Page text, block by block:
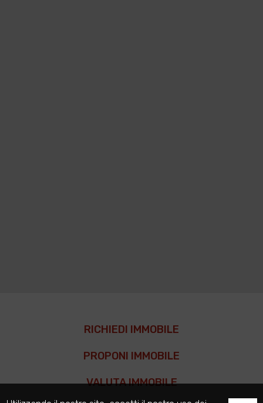
RICHIEDI IMMOBILE
PROPONI IMMOBILE
VALUTA IMMOBILE